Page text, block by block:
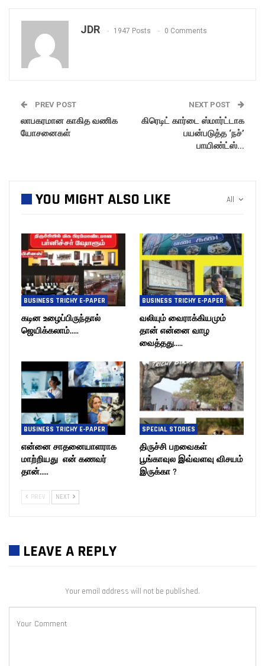
JDR 1947 Posts 0 Comments
PREV POST
லாபகரமான காகித வணிக
யோசனைகள்
NEXT POST
கிரெடிட் கார்டை ஸ்மார்ட்டாக
பயன்படுத்த ‘நச்’
பாயிண்ட்ஸ்…
All
YOU MIGHT ALSO LIKE
BUSINESS TRICHY E-PAPER
கடின உழைப்பிருந்தால்
ஜெயிக்கலாம்…..
BUSINESS TRICHY E-PAPER
வலியும் வைராக்கியமும்
தான் என்னை வாழ
வைத்தது…..
BUSINESS TRICHY E-PAPER
என்னை சாதனையாளராக
மாற்றியது என் கணவர்
தான்…..
SPECIAL STORIES
திருச்சி பறவைகள்
பூங்காவுல இவ்வளவு விசயம்
இருக்கா ?
PREV NEXT
LEAVE A REPLY
Your email address will not be published.